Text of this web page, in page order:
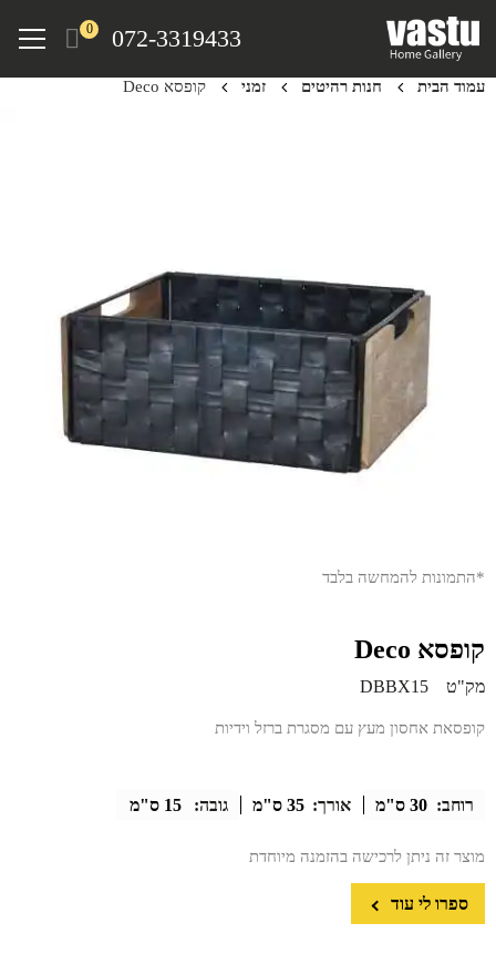
072-3319433
0
Menu
עמוד הבית חנות רהיטים זמני קופסא Deco
*התמונות להמחשה בלבד
קופסא Deco
מק"ט DBBX15
קופסאת אחסון מעץ עם מסגרת ברזל וידיות
רוחב: 30 ס"מ אורך: 35 ס"מ גובה: 15 ס"מ
מוצר זה ניתן לרכישה בהזמנה מיוחדת
ספרו לי עוד